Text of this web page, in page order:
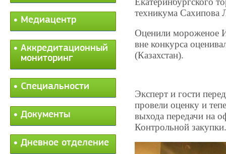
Медиацентр
Аккредитационный
мониторинг
Специальности
Документы
Дневное отделение
техникума Сахипова
Оценили мороженое
вне конкурса
(Казахстан).
Эксперт и гости
провели оценку и
выхода передачи на
Контрольной закупки.